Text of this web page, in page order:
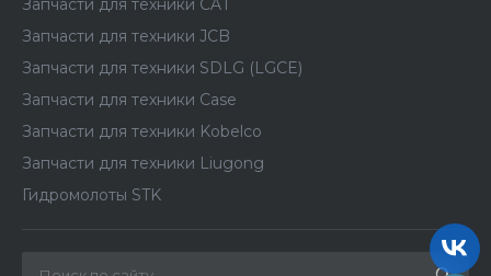
Запчасти для техники CAT
Запчасти для техники JCB
Запчасти для техники SDLG (LGCE)
Запчасти для техники Case
Запчасти для техники Kobelco
Запчасти для техники Liugong
Гидромолоты STK